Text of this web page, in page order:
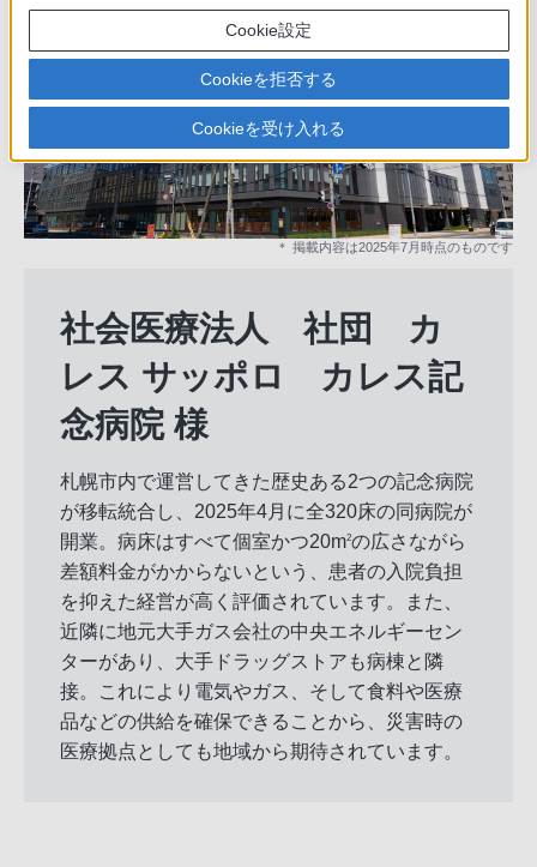
＊ 掲載内容は2025年7月時点のものです
社会医療法人 社団 カ
レス サッポロ カレス記
念病院 様
札幌市内で運営してきた歴史ある2つの記念病院
が移転統合し、2025年4月に全320床の同病院が
開業。病床はすべて個室かつ20m2の広さながら
差額料金がかからないという、患者の入院負担
を抑えた経営が高く評価されています。また、
近隣に地元大手ガス会社の中央エネルギーセン
ターがあり、大手ドラッグストアも病棟と隣
接。これにより電気やガス、そして食料や医療
品などの供給を確保できることから、災害時の
医療拠点としても地域から期待されています。
Cookie設定
Cookieを拒否する
Cookieを受け入れる